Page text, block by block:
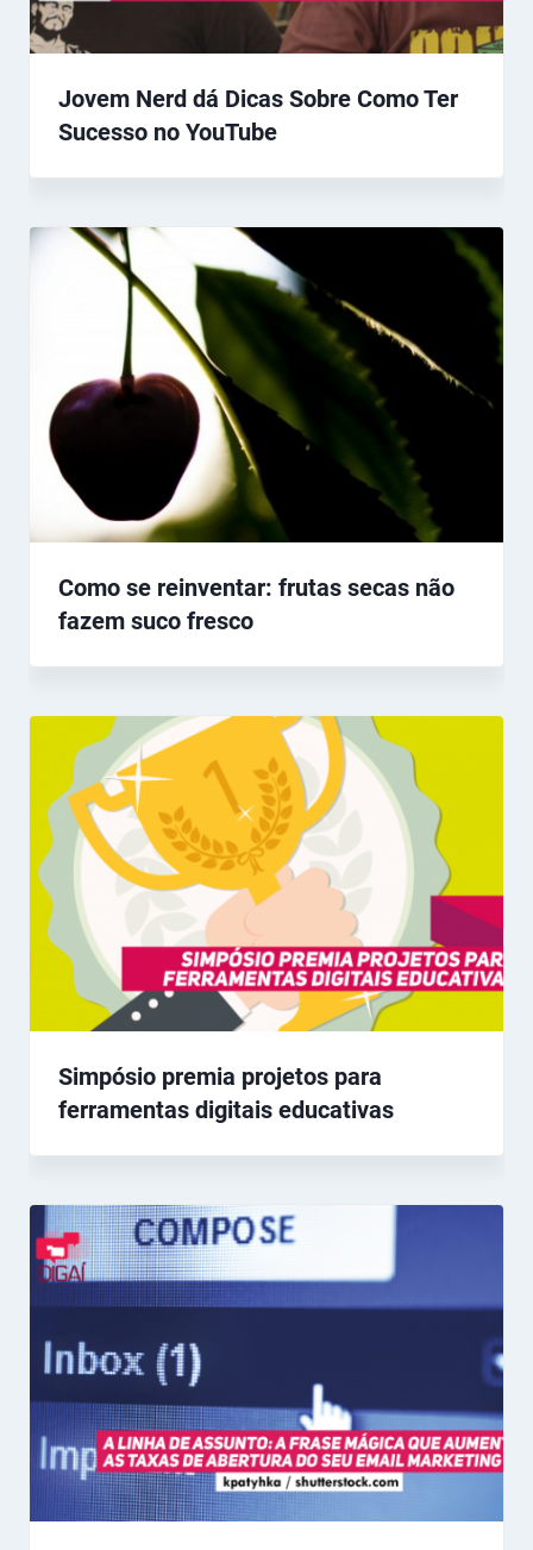
Jovem Nerd dá Dicas Sobre Como Ter
Sucesso no YouTube
Como se reinventar: frutas secas não
fazem suco fresco
Simpósio premia projetos para
ferramentas digitais educativas